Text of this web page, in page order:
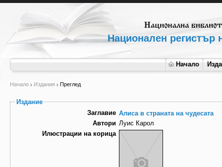
Национален регистър
Начало
Начало Издания Преглед
Издание
Заглавие Алиса в страната на чудесата
Автори Луис Карол
Илюстрации на корица